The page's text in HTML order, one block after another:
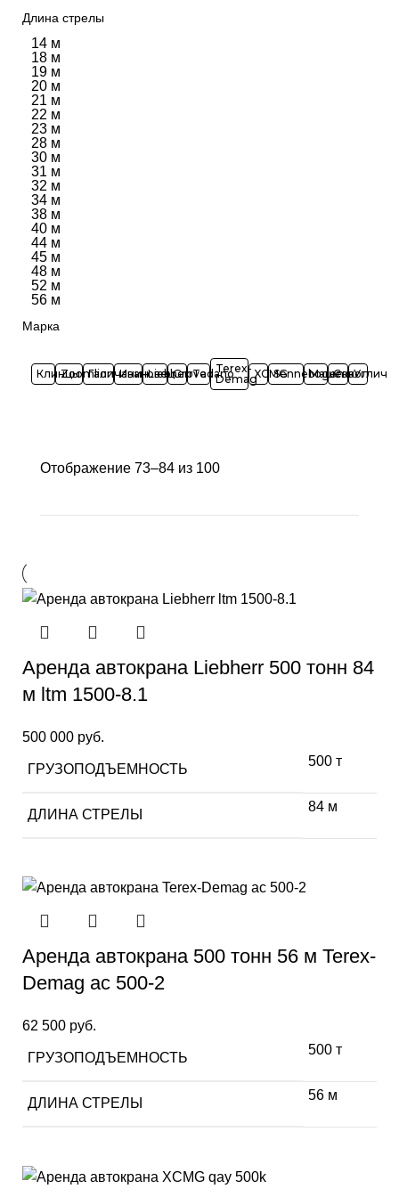
Длина стрелы
14 м
18 м
19 м
20 м
21 м
22 м
23 м
28 м
30 м
31 м
32 м
34 м
38 м
40 м
44 м
45 м
48 м
52 м
56 м
Марка
КлинцыZoomlionГаличанин
Ивановец
Liebherr
GroveTadanoTerex-
DemagXCMGSennebogen
Машека
СоколУглич
Отображение 73–84 из 100
Аренда автокрана Liebherr 500 тонн 84
м ltm 1500-8.1
500 000 руб.
ГРУЗОПОДЪЕМНОСТЬ
500 т
ДЛИНА СТРЕЛЫ
84 м
Аренда автокрана 500 тонн 56 м Terex-
Demag ac 500-2
62 500 руб.
ГРУЗОПОДЪЕМНОСТЬ
500 т
ДЛИНА СТРЕЛЫ
56 м